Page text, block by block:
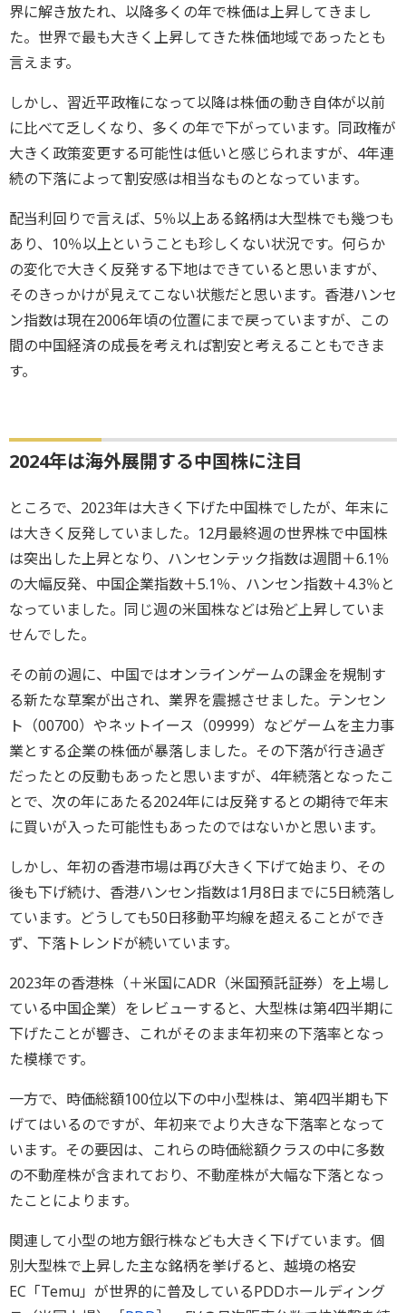
界に解き放たれ、以降多くの年で株価は上昇してきまし
た。世界で最も大きく上昇してきた株価地域であったとも
言えます。
しかし、習近平政権になって以降は株価の動き自体が以前
に比べて乏しくなり、多くの年で下がっています。同政権が
大きく政策変更する可能性は低いと感じられますが、4年連
続の下落によって割安感は相当なものとなっています。
配当利回りで言えば、5％以上ある銘柄は大型株でも幾つも
あり、10％以上ということも珍しくない状況です。何らか
の変化で大きく反発する下地はできていると思いますが、
そのきっかけが見えてこない状態だと思います。香港ハンセ
ン指数は現在2006年頃の位置にまで戻っていますが、この
間の中国経済の成長を考えれば割安と考えることもできま
す。
2024年は海外展開する中国株に注目
ところで、2023年は大きく下げた中国株でしたが、年末に
は大きく反発していました。12月最終週の世界株で中国株
は突出した上昇となり、ハンセンテック指数は週間＋6.1％
の大幅反発、中国企業指数＋5.1％、ハンセン指数＋4.3％と
なっていました。同じ週の米国株などは殆ど上昇していま
せんでした。
その前の週に、中国ではオンラインゲームの課金を規制す
る新たな草案が出され、業界を震撼させました。テンセン
ト（00700）やネットイース（09999）などゲームを主力事
業とする企業の株価が暴落しました。その下落が行き過ぎ
だったとの反動もあったと思いますが、4年続落となったこ
とで、次の年にあたる2024年には反発するとの期待で年末
に買いが入った可能性もあったのではないかと思います。
しかし、年初の香港市場は再び大きく下げて始まり、その
後も下げ続け、香港ハンセン指数は1月8日までに5日続落し
ています。どうしても50日移動平均線を超えることができ
ず、下落トレンドが続いています。
2023年の香港株（＋米国にADR（米国預託証券）を上場し
ている中国企業）をレビューすると、大型株は第4四半期に
下げたことが響き、これがそのまま年初来の下落率となっ
た模様です。
一方で、時価総額100位以下の中小型株は、第4四半期も下
げてはいるのですが、年初来でより大きな下落率となって
います。その要因は、これらの時価総額クラスの中に多数
の不動産株が含まれており、不動産株が大幅な下落となっ
たことによります。
関連して小型の地方銀行株なども大きく下げています。個
別大型株で上昇した主な銘柄を挙げると、越境の格安
EC「Temu」が世界的に普及しているPDDホールディング